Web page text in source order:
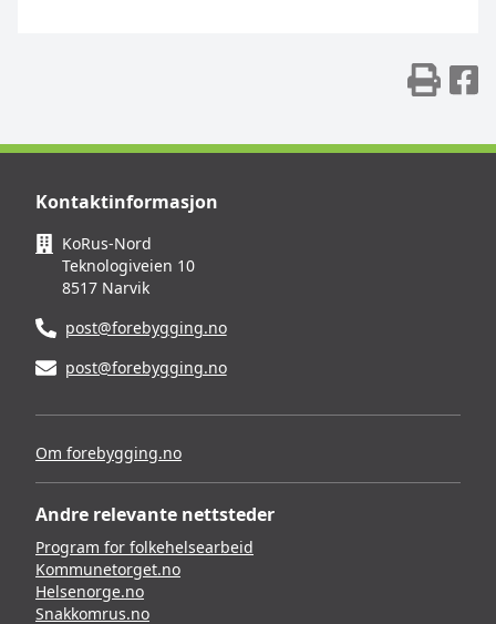
Kontaktinformasjon
KoRus-Nord
Teknologiveien 10
8517 Narvik
post@forebygging.no
post@forebygging.no
Om forebygging.no
Andre relevante nettsteder
Program for folkehelsearbeid
Kommunetorget.no
Helsenorge.no
Snakkomrus.no